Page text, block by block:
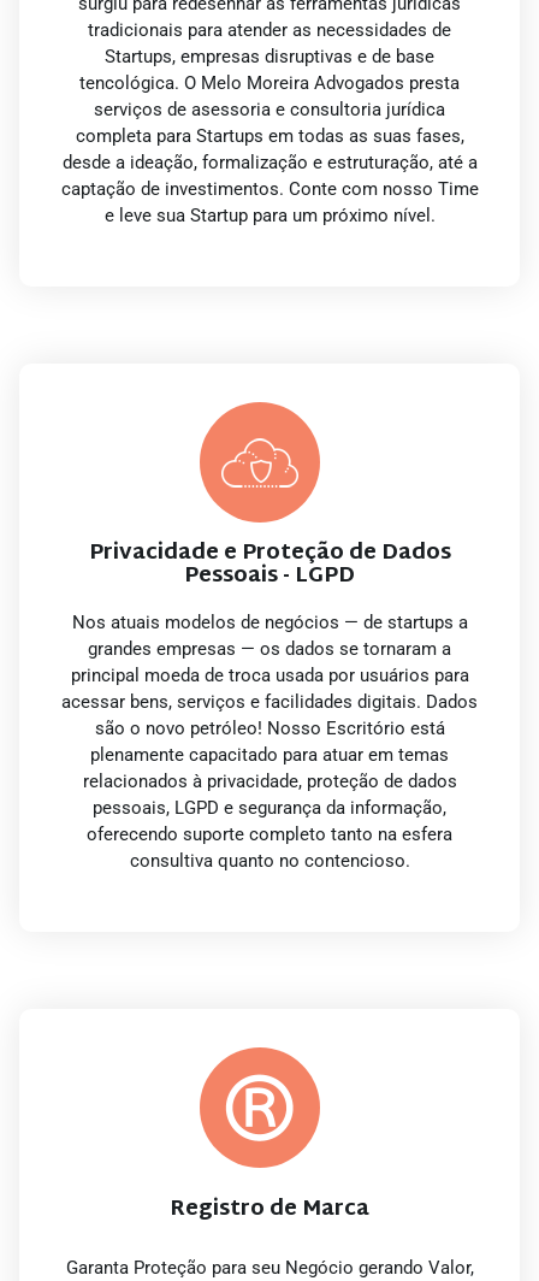
tradicionais para atender as necessidades de
Startups, empresas disruptivas e de base
tencológica. O Melo Moreira Advogados presta
serviços de asessoria e consultoria jurídica
completa para Startups em todas as suas fases,
desde a ideação, formalização e estruturação, até a
captação de investimentos. Conte com nosso Time
e leve sua Startup para um próximo nível.
Privacidade e Proteção de Dados
Pessoais - LGPD
Nos atuais modelos de negócios — de startups a
grandes empresas — os dados se tornaram a
principal moeda de troca usada por usuários para
acessar bens, serviços e facilidades digitais. Dados
são o novo petróleo! Nosso Escritório está
plenamente capacitado para atuar em temas
relacionados à privacidade, proteção de dados
pessoais, LGPD e segurança da informação,
oferecendo suporte completo tanto na esfera
consultiva quanto no contencioso.
Registro de Marca
Garanta Proteção para seu Negócio gerando Valor,